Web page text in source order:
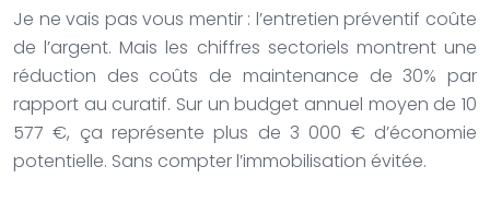
Je ne vais pas vous mentir : l’entretien préventif coûte
de l’argent. Mais les chiffres sectoriels montrent une
réduction des coûts de maintenance de 30% par
rapport au curatif. Sur un budget annuel moyen de 10
577 €, ça représente plus de 3 000 € d’économie
potentielle. Sans compter l’immobilisation évitée.